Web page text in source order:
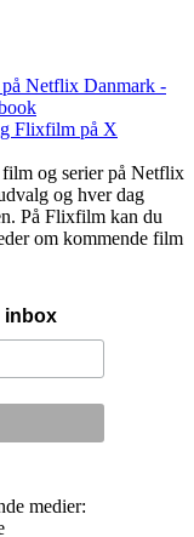
Netflix Danmark -
og serier på Netflix
og hver dag
På Flixfilm kan du
om kommende film
inbox
medier: